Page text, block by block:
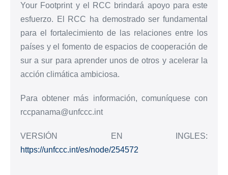
Your Footprint y el RCC brindará apoyo para este
esfuerzo. El RCC ha demostrado ser fundamental
para el fortalecimiento de las relaciones entre los
países y el fomento de espacios de cooperación de
sur a sur para aprender unos de otros y acelerar la
acción climática ambiciosa.
Para obtener más información, comuníquese con
rccpanama@unfccc.int
VERSIÓN EN INGLES:
https://unfccc.int/es/node/254572